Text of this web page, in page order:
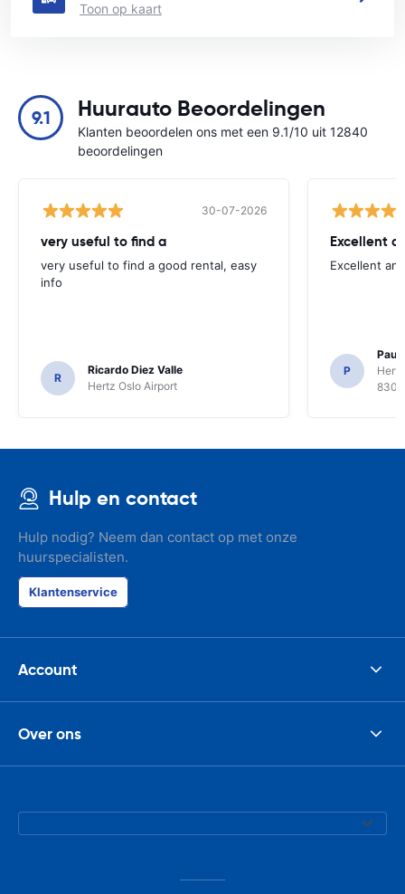
Toon op kaart
9.1 Huurauto Beoordelingen
Klanten beoordelen ons met een 9.1/10 uit 12840
beoordelingen
30-07-2026
very useful to find a
very useful to find a good rental, easy
info
R
Ricardo Diez Valle
Hertz Oslo Airport
Excellent
Excellent
P
Paul
8300
Hulp en contact
Hulp nodig? Neem dan contact op met onze
huurspecialisten.
Klantenservice
Account
Over ons